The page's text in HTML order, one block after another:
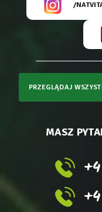
/
PRZEGLĄDAJ
MASZ